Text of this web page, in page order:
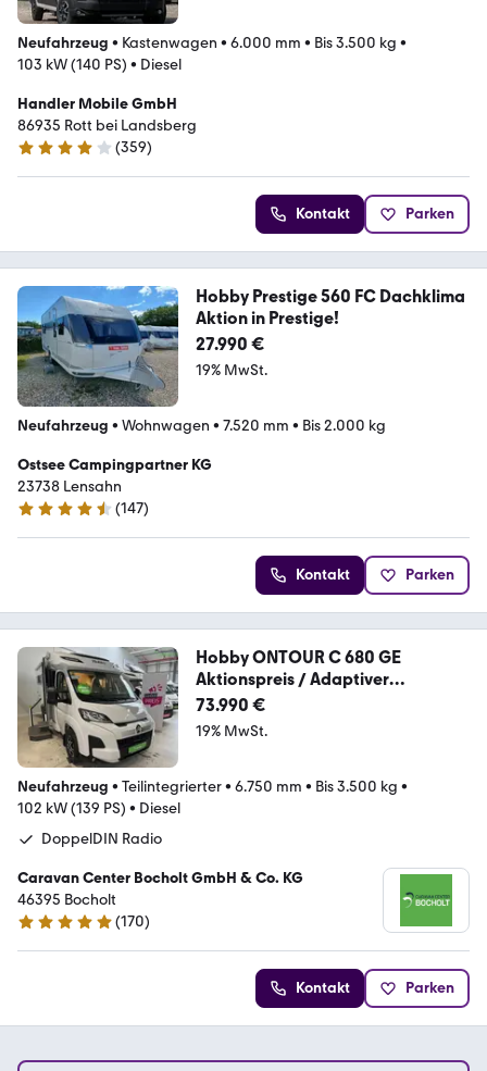
Neufahrzeug • Kastenwagen • 6.000 mm • Bis 3.500 kg •
103 kW (140 PS) • Diesel
Handler Mobile GmbH
86935 Rott bei Landsberg
4.2 Sterne
(359)
Kontakt Parken
Hobby Prestige 560 FC Dachklima
Aktion in Prestige!
27.990 €
19% MwSt.
Neufahrzeug • Wohnwagen • 7.520 mm • Bis 2.000 kg
Ostsee Campingpartner KG
23738 Lensahn
4.5 Sterne
(147)
Kontakt Parken
Hobby ONTOUR C 680 GE
Aktionspreis / Adaptiver
Tempoma
73.990 €
19% MwSt.
Neufahrzeug • Teilintegrierter• 6.750 mm • Bis 3.500 kg •
102 kW (139 PS) • Diesel
DoppelDIN Radio
Caravan Center Bocholt GmbH & Co. KG
46395 Bocholt
4.8 Sterne
(170)
Kontakt Parken